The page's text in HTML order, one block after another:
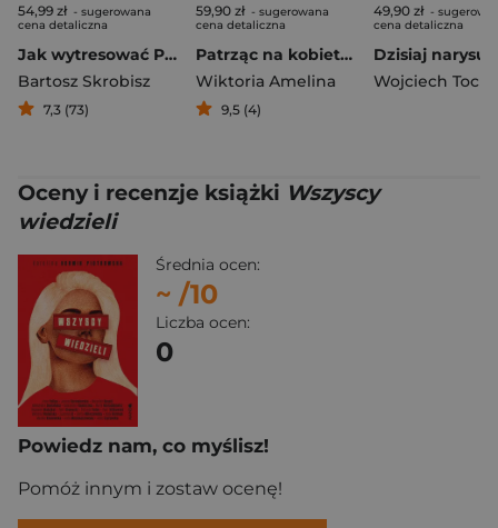
54,99 zł - sugerowana
cena detaliczna
Jak wytresować Polaka
Bartosz Skrobisz
7,3 (73)
59,90 zł - sugerowana
cena detaliczna
Patrząc na kobiety, patrząc na wojnę. Dziennik wojny i sprawiedliwości
Wiktoria Amelina
9,5 (4)
49,90 zł -
cena detaliczna
Wojciech
Oceny i recenzje książki Wszyscy
wiedzieli
Średnia ocen:
~ /10
Liczba ocen:
0
Powiedz nam, co myślisz!
Pomóż innym i zostaw ocenę!